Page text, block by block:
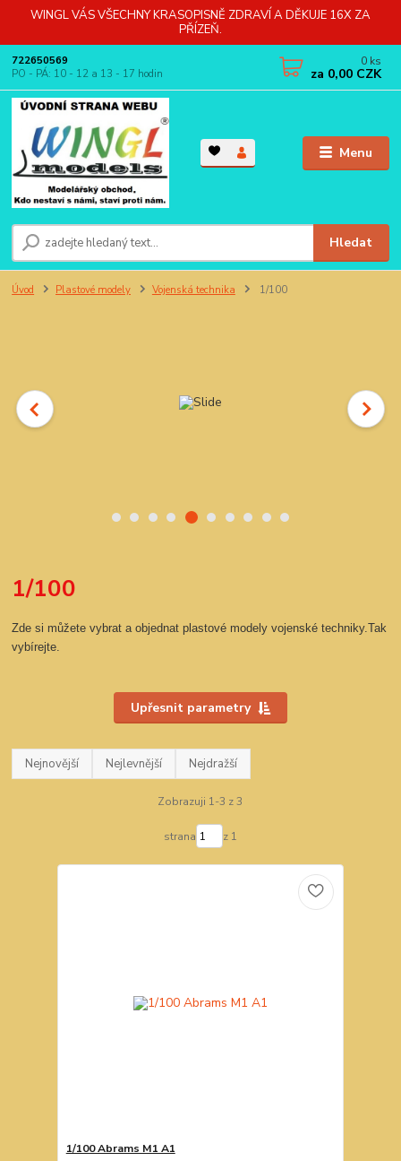
WINGL VÁS VŠECHNY KRASOPISNĚ ZDRAVÍ A DĚKUJE 16X ZA
PŘÍZEŇ.
Menu
Hledat
722650569
PO - PÁ: 10 - 12 a 13 - 17 hodin
0 ks
za 0,00 CZK
Úvod Plastové modely Vojenská technika 1/100
1/100
Zde si můžete vybrat a objednat plastové modely vojenské techniky.Tak
vybírejte.
Upřesnit parametry
Nejnovější Nejlevnější Nejdražší
Zobrazuji 1-3 z 3
strana z 1
1/100 Abrams M1 A1